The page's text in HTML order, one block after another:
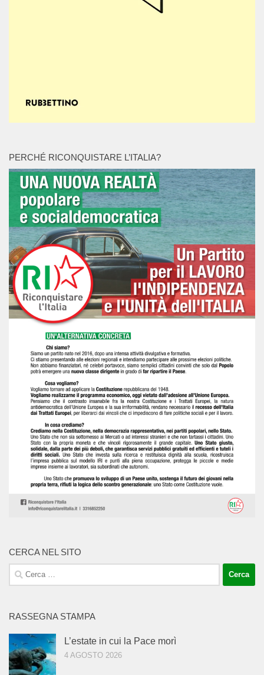
PERCHÉ RICONQUISTARE L’ITALIA?
CERCA NEL SITO
Ricerca
per:
RASSEGNA STAMPA
L’estate in cui la Pace morì
4 AGOSTO 2026